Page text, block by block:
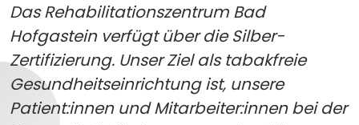
Das Rehabilitationszentrum Bad
Hofgastein verfügt über die Silber-
Zertifizierung. Unser Ziel als tabakfreie
Gesundheitseinrichtung ist, unsere
Patient:innen und Mitarbeiter:innen bei der